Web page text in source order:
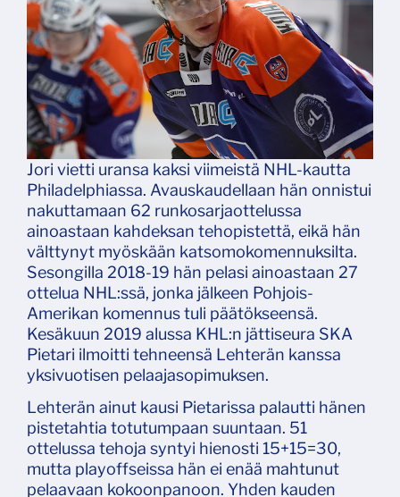
Jori vietti uransa kaksi viimeistä NHL-kautta
Philadelphiassa. Avauskaudellaan hän onnistui
nakuttamaan 62 runkosarjaottelussa
ainoastaan kahdeksan tehopistettä, eikä hän
välttynyt myöskään katsomokomennuksilta.
Sesongilla 2018-19 hän pelasi ainoastaan 27
ottelua NHL:ssä, jonka jälkeen Pohjois-
Amerikan komennus tuli päätökseensä.
Kesäkuun 2019 alussa KHL:n jättiseura SKA
Pietari ilmoitti tehneensä Lehterän kanssa
yksivuotisen pelaajasopimuksen.
Lehterän ainut kausi Pietarissa palautti hänen
pistetahtia totutumpaan suuntaan. 51
ottelussa tehoja syntyi hienosti 15+15=30,
mutta playoffseissa hän ei enää mahtunut
pelaavaan kokoonpanoon. Yhden kauden